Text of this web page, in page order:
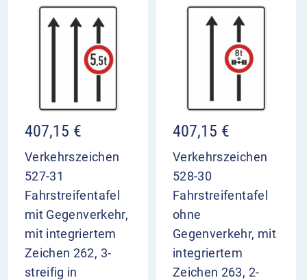
407,15 €
Verkehrszeichen
527-31
Fahrstreifentafel
mit Gegenverkehr,
mit integriertem
Zeichen 262, 3-
streifig in
407,15 €
Verkehrszeichen
528-30
Fahrstreifentafel
ohne
Gegenverkehr, mit
integriertem
Zeichen 263, 2-